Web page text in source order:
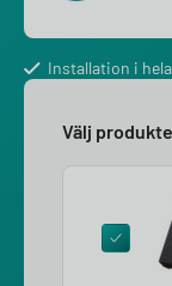
Installation i
Välj